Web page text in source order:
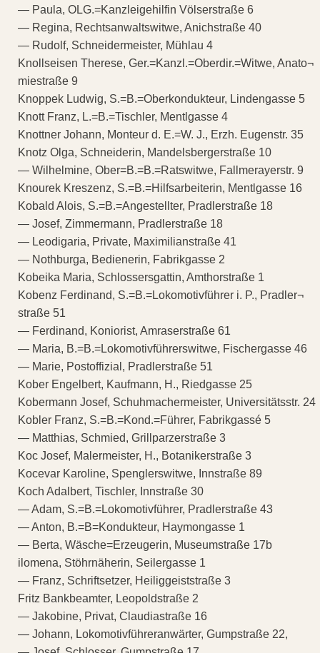
— Paula, OLG.=Kanzleigehilfin Völserstraße 6
— Regina, Rechtsanwaltswitwe, Anichstraße 40
— Rudolf, Schneidermeister, Mühlau 4
Knollseisen Therese, Ger.=Kanzl.=Oberdir.=Witwe, Anato¬
miestraße 9
Knoppek Ludwig, S.=B.=Oberkondukteur, Lindengasse 5
Knott Franz, L.=B.=Tischler, Mentlgasse 4
Knottner Johann, Monteur d. E.=W. J., Erzh. Eugenstr. 35
Knotz Olga, Schneiderin, Mandelsbergerstraße 10
— Wilhelmine, Ober=B.=B.=Ratswitwe, Fallmerayerstr. 9
Knourek Kreszenz, S.=B.=Hilfsarbeiterin, Mentlgasse 16
Kobald Alois, S.=B.=Angestellter, Pradlerstraße 18
— Josef, Zimmermann, Pradlerstraße 18
— Leodigaria, Private, Maximilianstraße 41
— Nothburga, Bedienerin, Fabrikgasse 2
Kobeika Maria, Schlossersgattin, Amthorstraße 1
Kobenz Ferdinand, S.=B.=Lokomotivführer i. P., Pradler¬
straße 51
— Ferdinand, Koniorist, Amraserstraße 61
— Maria, B.=B.=Lokomotivführerswitwe, Fischergasse 46
— Marie, Postoffizial, Pradlerstraße 51
Kober Engelbert, Kaufmann, H., Riedgasse 25
Kobermann Josef, Schuhmachermeister, Universitätsstr. 24
Kobler Franz, S.=B.=Kond.=Führer, Fabrikgassé 5
— Matthias, Schmied, Grillparzerstraße 3
Koc Josef, Malermeister, H., Botanikerstraße 3
Kocevar Karoline, Spenglerswitwe, Innstraße 89
Koch Adalbert, Tischler, Innstraße 30
— Adam, S.=B.=Lokomotivführer, Pradlerstraße 43
— Anton, B.=B=Kondukteur, Haymongasse 1
— Berta, Wäsche=Erzeugerin, Museumstraße 17b
ilomena, Stöhrnäherin, Seilergasse 1
— Franz, Schriftsetzer, Heiliggeiststraße 3
Fritz Bankbeamter, Leopoldstraße 2
— Jakobine, Privat, Claudiastraße 16
— Johann, Lokomotivführeranwärter, Gumpstraße 22,